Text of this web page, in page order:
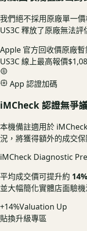
我們絕不採用原廠單一
US3C 釋放了原廠無法評
Apple 官方回收價原廠
US3C 線上最高報價
App 認證加碼
iMCheck 認證無爭
本機備註適用於
況，將獲得額外的成交保
iMCheck Diagnostic
平均成交價可提升約 14%
並大幅簡化實體店面驗機
+14%Valuation Up
貼換升級專區